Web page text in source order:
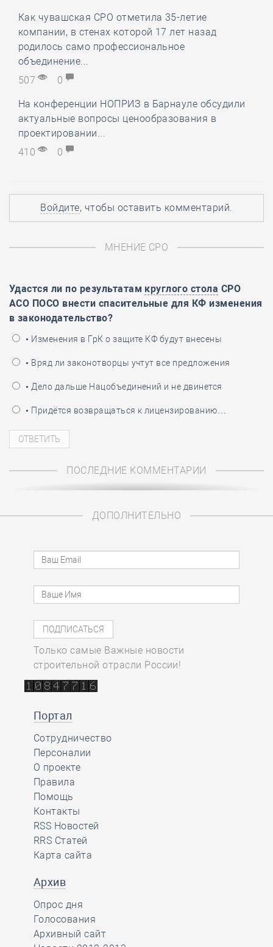
Как чувашская СРО отметила 35-летие
компании, в стенах которой 17 лет назад
родилось само профессиональное
объединение...
507
0
На конференции НОПРИЗ в Барнауле обсудили
актуальные вопросы ценообразования в
проектировании...
410
0
Войдите, чтобы оставить комментарий.
МНЕНИЕ СРО
Удастся ли по результатам круглого стола СРО
АСО ПОСО внести спасительные для КФ изменения
в законодательство?
• Изменения в ГрК о защите КФ будут внесены
• Вряд ли законотворцы учтут все предложения
• Дело дальше Нацобъединений и не двинется
• Придётся возвращаться к лицензированию…
ПОСЛЕДНИЕ КОММЕНТАРИИ
ДОПОЛНИТЕЛЬНО
Только самые Важные новости
строительной отрасли России!
Портал
Сотрудничество
Персоналии
О проекте
Правила
Помощь
Контакты
RSS Новостей
RRS Статей
Карта сайта
Архив
Опрос дня
Голосования
Архивный сайт